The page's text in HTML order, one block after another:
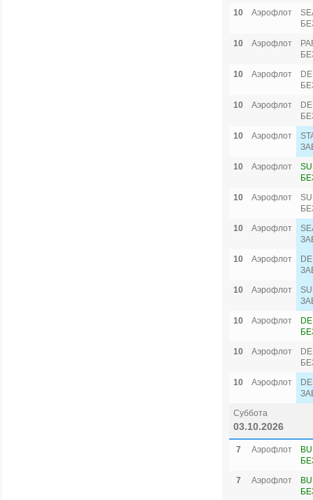
10
Аэрофлот
10
Аэрофлот
10
Аэрофлот
10
Аэрофлот
10
Аэрофлот
10
Аэрофлот
10
Аэрофлот
10
Аэрофлот
10
Аэрофлот
10
Аэрофлот
10
Аэрофлот
10
Аэрофлот
10
Аэрофлот
Суббота
03.10.2026
7 Аэрофлот
7
Аэрофлот